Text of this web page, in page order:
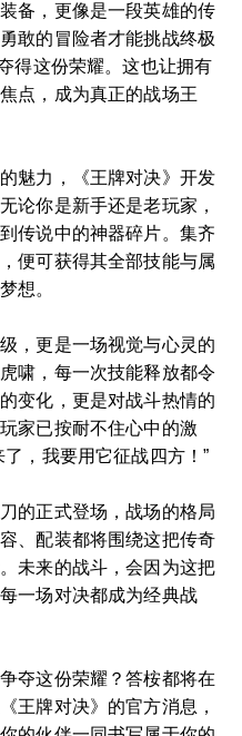
备，更像是一段英雄的传
敢的冒险者才能挑战终极
得这份荣耀。这也让拥有
点，成为真正的战场王
魅力，《王牌对决》开发
论你是新手还是老玩家，
传说中的神器碎片。集齐
便可获得其全部技能与属
想。
，更是一场视觉与心灵的
啸，每一次技能释放都令
变化，更是对战斗热情的
家已按耐不住心中的激
，我要用它征战四方！”
的正式登场，战场的格局
、配装都将围绕这把传奇
未来的战斗，会因为这把
一场对决都成为经典战
夺这份荣耀？答桉都将在
王牌对决》的官方消息，